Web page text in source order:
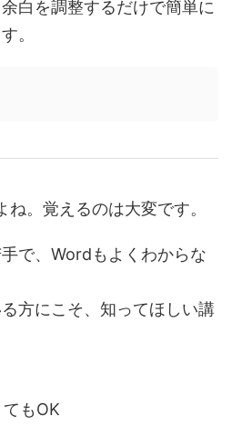
白を調整するだけで簡単に
。
。覚えるのは大変です。
で、Wordもよくわからな
方にこそ、知ってほしい講
もOK